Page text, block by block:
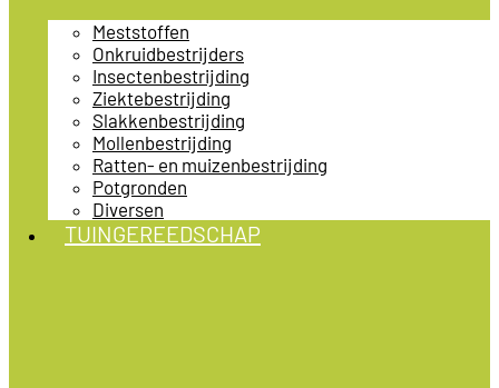
Meststoffen
Onkruidbestrijders
Insectenbestrijding
Ziektebestrijding
Slakkenbestrijding
Mollenbestrijding
Ratten- en muizenbestrijding
Potgronden
Diversen
TUINGEREEDSCHAP